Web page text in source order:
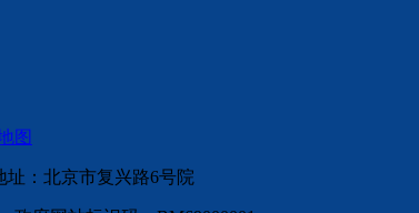
图
址：北京市复兴路6号院